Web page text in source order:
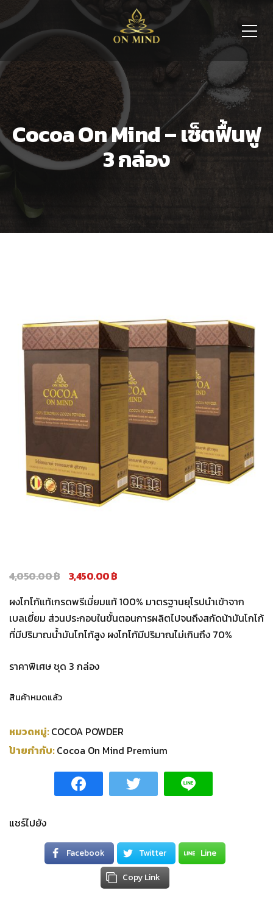
Cocoa On Mind – เซ็ตฟื้นฟู
3 กล่อง
4,050.00฿
Original
price
was:
4,050.00 ฿.
3,450.00฿
is:
3,450.00 ฿.
ผงโกโก้แท้เกรดพรีเมี่ยมแท้ 100% มาตรฐานยุโรปนำเข้าจาก
เบลเยี่ยม ส่วนประกอบในขั้นตอนการผลิตไปจนถึงสกัดน้ามันโกโก้
ที่มีปริมาณน้ำมันโกโก้สูง ​​ผงโกโก้มีปริมาณไม่เกินถึง 70%
ราคาพิเศษ ชุด 3 กล่อง
สินค้าหมดแล้ว
หมวดหมู่:COCOA POWDER
ป้ายกำกับ:Cocoa On Mind Premium
แชร์ไปยัง
Facebook Twitter
Line
Copy Link